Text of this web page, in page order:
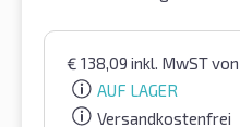
€ 138,09 inkl. MwST
AUF LAGER
Versandkostenfrei